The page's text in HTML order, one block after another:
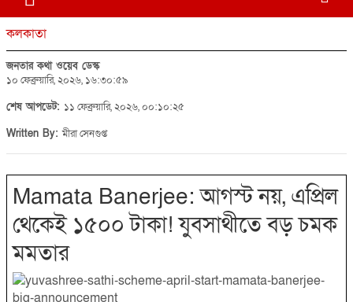
কলকাতা
জনতার কথা ওয়েব ডেস্ক
১০ ফেব্রুয়ারি, ২০২৬, ১৬:৩০:৫৯
শেষ আপডেট: ১১ ফেব্রুয়ারি, ২০২৬, ০০:১০:২৫
Written By:মীরা সেনগুপ্ত
Mamata Banerjee: আগস্ট নয়, এপ্রিল
থেকেই ১৫০০ টাকা! যুবসাথীতে বড় চমক
মমতার